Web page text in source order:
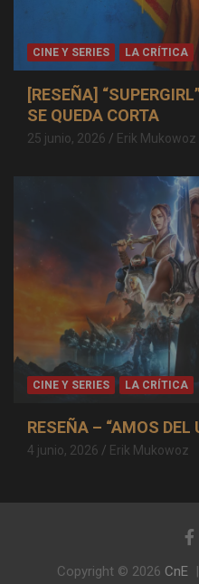
CINE Y SERIES LA CRÍTICA
[RESEÑA]
SE QUEDA CORTA
25 junio, 2026 Erik Mukowoz
CINE Y SERIES LA CRÍTICA
RESEÑA – “AMOS DEL
4 junio, 2026 Erik Mukowoz
Copyright © 2026 CnE